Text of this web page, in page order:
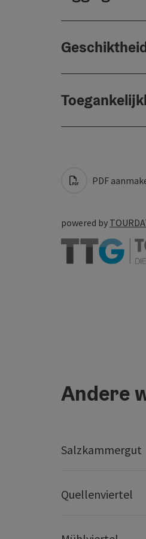
PDF
powered by
Andere
Salzkammergut
Quellenviertel